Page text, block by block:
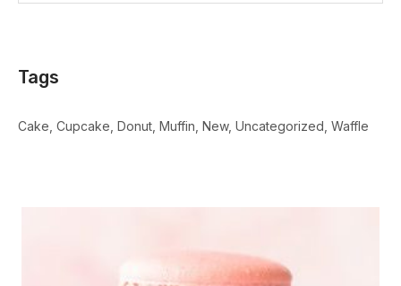
Tags
Cake Cupcake Donut Muffin New Uncategorized Waffle